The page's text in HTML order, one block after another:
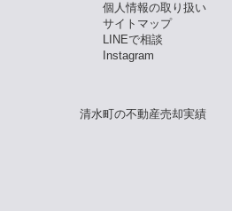
個人情報の取り扱い
サイトマップ
LINEで相談
Instagram
清水町の不動産売却実績